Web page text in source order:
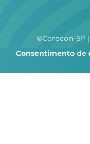
©Corecon-SP
Consentimento de